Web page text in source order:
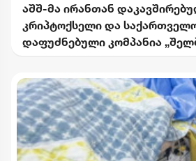
აშშ-მა ირანთან
კრიპტოქსელი და
დაფუძნებული კომპანია